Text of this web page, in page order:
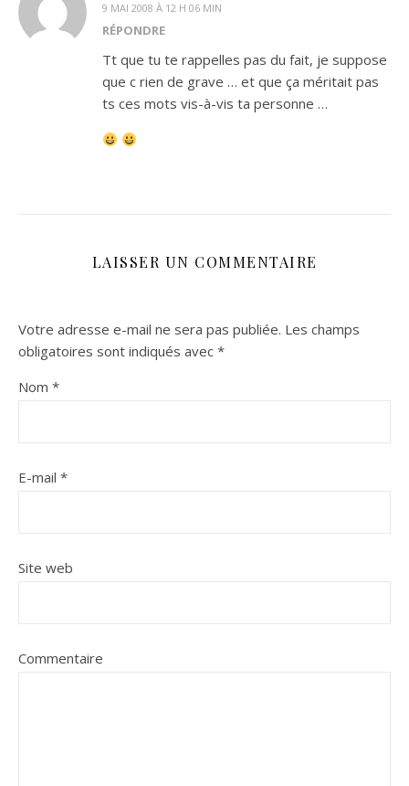
9 MAI 2008 À 12 H 06 MIN
RÉPONDRE
Tt que tu te rappelles pas du fait, je suppose
que c rien de grave … et que ça méritait pas
ts ces mots vis-à-vis ta personne …
LAISSER UN COMMENTAIRE
Votre adresse e-mail ne sera pas publiée. Les champs
obligatoires sont indiqués avec *
Nom *
E-mail *
Site web
Commentaire